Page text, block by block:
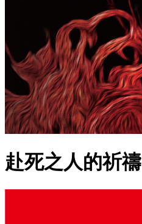
赴死之人的祈禱